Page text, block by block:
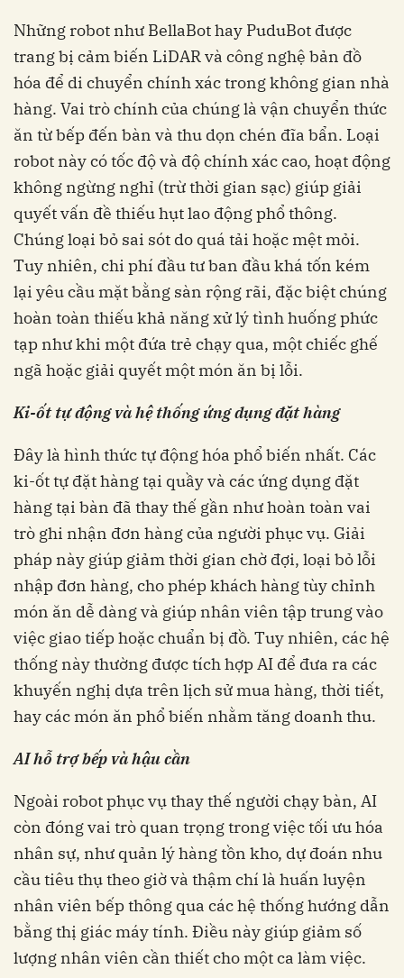
Những robot như BellaBot hay PuduBot được
trang bị cảm biến LiDAR và công nghệ bản đồ
hóa để di chuyển chính xác trong không gian nhà
hàng. Vai trò chính của chúng là vận chuyển thức
ăn từ bếp đến bàn và thu dọn chén đĩa bẩn. Loại
robot này có tốc độ và độ chính xác cao, hoạt động
không ngừng nghỉ (trừ thời gian sạc) giúp giải
quyết vấn đề thiếu hụt lao động phổ thông.
Chúng loại bỏ sai sót do quá tải hoặc mệt mỏi.
Tuy nhiên, chi phí đầu tư ban đầu khá tốn kém
lại yêu cầu mặt bằng sàn rộng rãi, đặc biệt chúng
hoàn toàn thiếu khả năng xử lý tình huống phức
tạp như khi một đứa trẻ chạy qua, một chiếc ghế
ngã hoặc giải quyết một món ăn bị lỗi.
Ki-ốt tự động và hệ thống ứng dụng đặt hàng
Đây là hình thức tự động hóa phổ biến nhất. Các
ki-ốt tự đặt hàng tại quầy và các ứng dụng đặt
hàng tại bàn đã thay thế gần như hoàn toàn vai
trò ghi nhận đơn hàng của người phục vụ. Giải
pháp này giúp giảm thời gian chờ đợi, loại bỏ lỗi
nhập đơn hàng, cho phép khách hàng tùy chỉnh
món ăn dễ dàng và giúp nhân viên tập trung vào
việc giao tiếp hoặc chuẩn bị đồ. Tuy nhiên, các hệ
thống này thường được tích hợp AI để đưa ra các
khuyến nghị dựa trên lịch sử mua hàng, thời tiết,
hay các món ăn phổ biến nhằm tăng doanh thu.
AI hỗ trợ bếp và hậu cần
Ngoài robot phục vụ thay thế người chạy bàn, AI
còn đóng vai trò quan trọng trong việc tối ưu hóa
nhân sự, như quản lý hàng tồn kho, dự đoán nhu
cầu tiêu thụ theo giờ và thậm chí là huấn luyện
nhân viên bếp thông qua các hệ thống hướng dẫn
bằng thị giác máy tính. Điều này giúp giảm số
lượng nhân viên cần thiết cho một ca làm việc.